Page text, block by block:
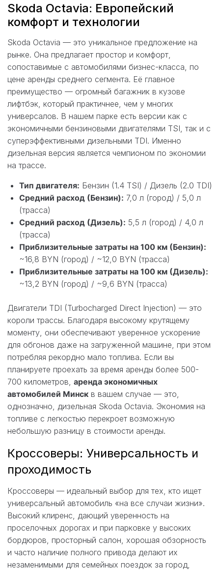
Skoda Octavia: Европейский
комфорт и технологии
Skoda Octavia — это уникальное предложение на
рынке. Она предлагает простор и комфорт,
сопоставимые с автомобилями бизнес-класса, по
цене аренды среднего сегмента. Её главное
преимущество — огромный багажник в кузове
лифтбэк, который практичнее, чем у многих
универсалов. В нашем парке есть версии как с
экономичными бензиновыми двигателями TSI, так и с
суперэффективными дизельными TDI. Именно
дизельная версия является чемпионом по экономии
на трассе.
Тип двигателя: Бензин (1.4 TSI) / Дизель (2.0 TDI)
Средний расход (Бензин): 7,0 л (город) / 5,0 л
(трасса)
Средний расход (Дизель): 5,5 л (город) / 4,0 л
(трасса)
Приблизительные затраты на 100 км (Бензин):
~16,8 BYN (город) / ~12,0 BYN (трасса)
Приблизительные затраты на 100 км (Дизель):
~13,2 BYN (город) / ~9,6 BYN (трасса)
Двигатели TDI (Turbocharged Direct Injection) — это
короли трассы. Благодаря высокому крутящему
моменту, они обеспечивают уверенное ускорение
для обгонов даже на загруженной машине, при этом
потребляя рекордно мало топлива. Если вы
планируете проехать за время аренды более 500-
700 километров, аренда экономичных
автомобилей Минск в вашем случае — это,
однозначно, дизельная Skoda Octavia. Экономия на
топливе с легкостью перекроет возможную
небольшую разницу в стоимости аренды.
Кроссоверы: Универсальность и
проходимость
Кроссоверы — идеальный выбор для тех, кто ищет
универсальный автомобиль «на все случаи жизни».
Высокий клиренс, дающий уверенность на
проселочных дорогах и при парковке у высоких
бордюров, просторный салон, хорошая обзорность
и часто наличие полного привода делают их
незаменимыми для семейных поездок за город,